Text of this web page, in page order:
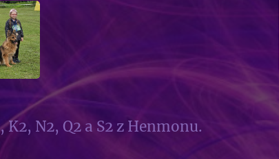
N2, Q2 a S2 z Henmonu.